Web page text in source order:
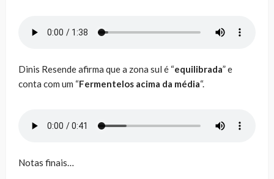
Dinis Resende afirma que a zona sul é “equilibrada” e
conta com um “Fermentelos acima da média“.
Notas finais…